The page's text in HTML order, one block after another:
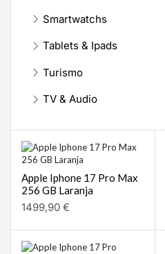
Smartwatchs
Tablets & Ipads
Turismo
TV & Audio
Apple Iphone 17 Pro Max
256 GB Laranja
1499,90 €